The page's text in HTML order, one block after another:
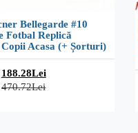
Bellegarde #10
Fotbal Replică
Acasa (+ Șorturi)
188.28Lei
470.72Lei